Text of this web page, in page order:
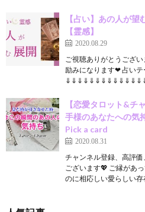
【占い】あの人が
【霊感】
2020.08.29
ご視聴ありがとうござ
励みになります❤ 占い
【恋愛タロット&チ
手様のあなたへの気
Pick a card
2020.08.31
チャンネル登録、高評
ございます💖 ご縁があ
のに相応しい愛らしい